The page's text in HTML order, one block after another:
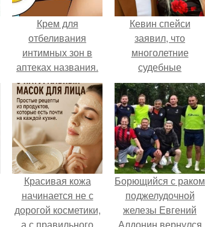
Крем для
отбеливания
интимных зон в
аптеках названия.
Отбеливание кожи
в домашних
условиях
Кевин спейси
заявил, что
многолетние
судебные
разбирательства
практически
уничтожили его
состояние.
Красивая кожа
начинается не с
дорогой косметики,
Борющийся с раком
поджелудочной
железы Евгений